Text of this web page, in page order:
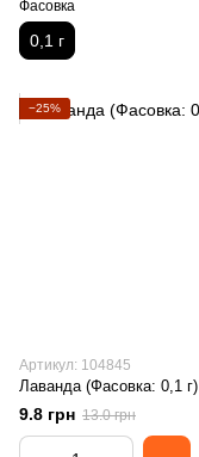
Фасовка
0,1 г
−25%
Артикул: 104845
Лаванда (Фасовка: 0,1 г)
9.8 грн 13.0 грн